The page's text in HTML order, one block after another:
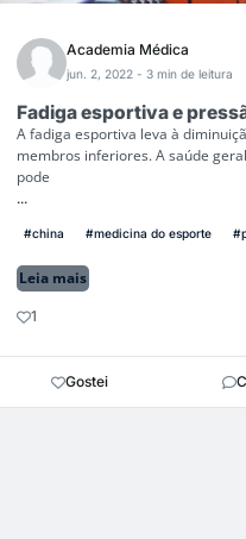
Academia Médica
jun. 2, 2022 - 3 min de leitura
Fadiga esportiva e
A fadiga esportiva leva à
membros inferiores. A saúde
pode
...
#china #medicina do esporte
Leia mais
1
Gostei